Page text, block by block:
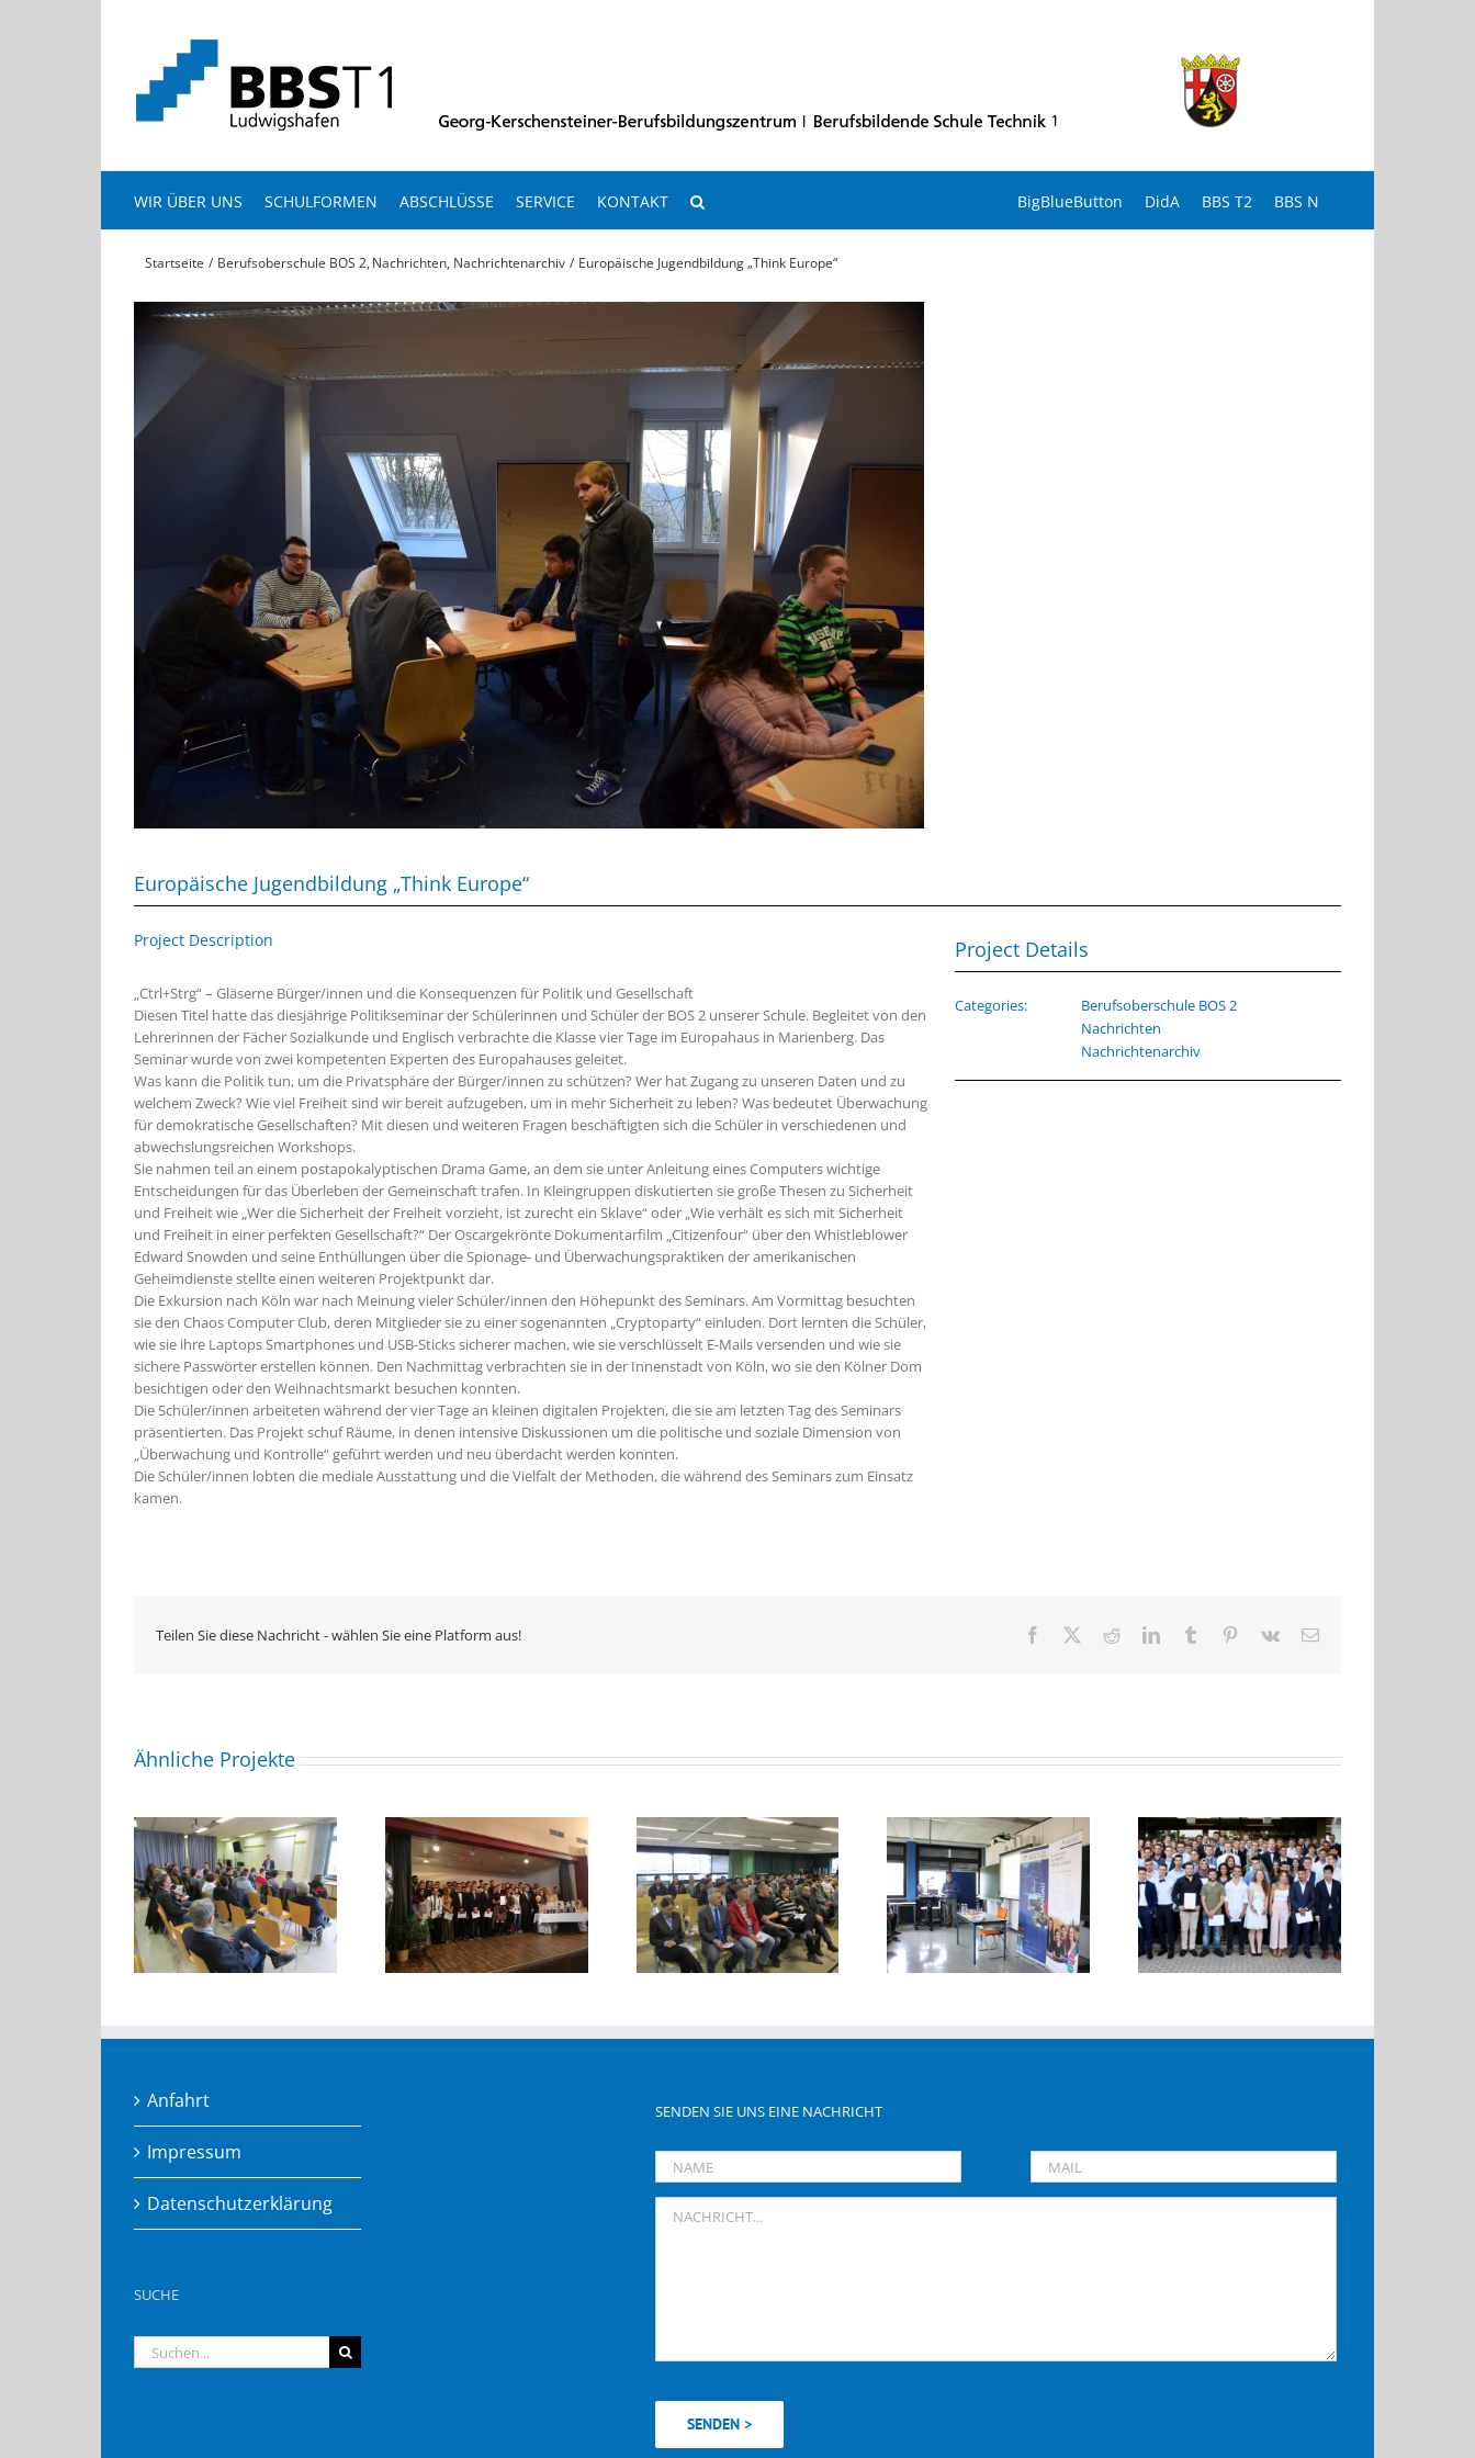
WIR ÜBER UNS SCHULFORMEN ABSCHLÜSSE SERVICE KONTAKT BBS N
BBS T2
DidA
BigBlueButton
Startseite Berufsoberschule BOS 2 Nachrichten Nachrichtenarchiv Europäische Jugendbildung „Think Europe“
View
Europäische Jugendbildung „Think Europe“
Project Description
„Ctrl+Strg“ – Gläserne Bürger/innen und die Konsequenzen für Politik und Gesellschaft
Diesen Titel hatte das diesjährige Politikseminar der Schülerinnen und Schüler der BOS 2 unserer Schule. Begleitet von den
Lehrerinnen der Fächer Sozialkunde und Englisch verbrachte die Klasse vier Tage im Europahaus in Marienberg. Das
Seminar wurde von zwei kompetenten Experten des Europahauses geleitet.
Was kann die Politik tun, um die Privatsphäre der Bürger/innen zu schützen? Wer hat Zugang zu unseren Daten und zu
welchem Zweck? Wie viel Freiheit sind wir bereit aufzugeben, um in mehr Sicherheit zu leben? Was bedeutet Überwachung
für demokratische Gesellschaften? Mit diesen und weiteren Fragen beschäftigten sich die Schüler in verschiedenen und
abwechslungsreichen Workshops.
Sie nahmen teil an einem postapokalyptischen Drama Game, an dem sie unter Anleitung eines Computers wichtige
Entscheidungen für das Überleben der Gemeinschaft trafen. In Kleingruppen diskutierten sie große Thesen zu Sicherheit
und Freiheit wie „Wer die Sicherheit der Freiheit vorzieht, ist zurecht ein Sklave“ oder „Wie verhält es sich mit Sicherheit
und Freiheit in einer perfekten Gesellschaft?“ Der Oscargekrönte Dokumentarfilm „Citizenfour“ über den Whistleblower
Edward Snowden und seine Enthüllungen über die Spionage- und Überwachungspraktiken der amerikanischen
Geheimdienste stellte einen weiteren Projektpunkt dar.
Die Exkursion nach Köln war nach Meinung vieler Schüler/innen den Höhepunkt des Seminars. Am Vormittag besuchten
sie den Chaos Computer Club, deren Mitglieder sie zu einer sogenannten „Cryptoparty“ einluden. Dort lernten die Schüler,
wie sie ihre Laptops Smartphones und USB-Sticks sicherer machen, wie sie verschlüsselt E-Mails versenden und wie sie
sichere Passwörter erstellen können. Den Nachmittag verbrachten sie in der Innenstadt von Köln, wo sie den Kölner Dom
besichtigen oder den Weihnachtsmarkt besuchen konnten.
Die Schüler/innen arbeiteten während der vier Tage an kleinen digitalen Projekten, die sie am letzten Tag des Seminars
präsentierten. Das Projekt schuf Räume, in denen intensive Diskussionen um die politische und soziale Dimension von
„Überwachung und Kontrolle“ geführt werden und neu überdacht werden konnten.
Die Schüler/innen lobten die mediale Ausstattung und die Vielfalt der Methoden, die während des Seminars zum Einsatz
kamen.
Project Details
Categories:
Berufsoberschule BOS 2
Nachrichten
Nachrichtenarchiv
Teilen Sie diese Nachricht - wählen Sie eine Platform aus! Facebook RedditLinkedInTumblr Pinterest
Vk
E-
Ähnliche Projekte
Abiturfeier 2018
Abschlussfeier ELEG
Klassen
Studien- und
Berufsinformationstag
an der BBS Technik 1
Abiturfeier 2017
Verabschiedung
Auszubildende
Elektrohandwerk
Anfahrt
Impressum
Datenschutzerklärung
SUCHE
Suche
nach:
SENDEN SIE UNS EINE NACHRICHT